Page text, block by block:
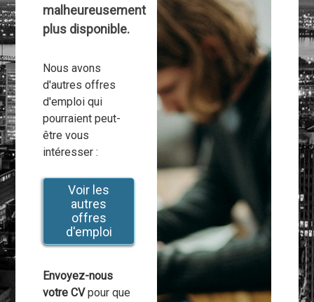
malheureusement
plus disponible.
Nous avons
d'autres offres
d'emploi qui
pourraient peut-
être vous
intéresser :
Voir les
autres
offres
d'emploi
Envoyez-nous
votre CVpour que